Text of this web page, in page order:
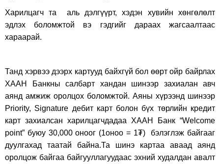
Харилцагч та аль дэлгүүрт, хэдэн хувийн хөнгөлөлт
эдлэх боломжтой вэ гэдгийг дараах жагсаалтаас
хараарай.
Танд хэрвээ дээрх картууд байхгүй бол өөрт ойр байрлах
ХААН Банкны салбарт хандан шинээр захиалан авч
аянд амжиж оролцох боломжтой. Аяны хүрээнд шинээр
Priority, Signature дебит карт болон бүх төрлийн кредит
карт захиалсан харилцагчдадаа ХААН Банк “Welcome
point” буюу 30,000 оноог (1оноо = 1₮) бэлэглэж байгааг
дуулгахад таатай байна.Та шинэ картаа аваад аянд
оролцож байгаа байгууллагуудаас эхний худалдан авалт